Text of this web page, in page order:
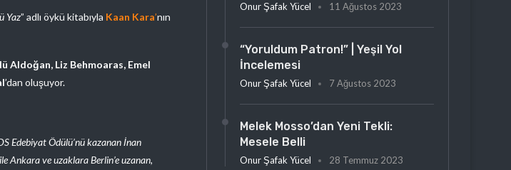
Yaz” adlı öykü kitabıyla Kaan Kara’nın
Aldoğan, Liz Behmoaras, Emel
’dan oluşuyor.
Edebiyat Ödülü’nü kazanan İnan
Ankara ve uzaklara Berlin’e uzanan,
Onur Şafak Yücel 11 Ağustos 2023
“Yoruldum Patron!” | Yeşil Yol
İncelemesi
Onur Şafak Yücel 7 Ağustos 2023
Melek Mosso’dan Yeni Tekli:
Mesele Belli
Onur Şafak Yücel 28 Temmuz 2023